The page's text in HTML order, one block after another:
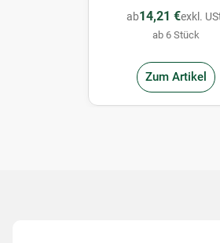
50m
ab14,21 €exkl.
ab 6 Stück
Zum Artikel